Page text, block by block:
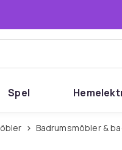
Spel
Möbler Badrumsmöbler &